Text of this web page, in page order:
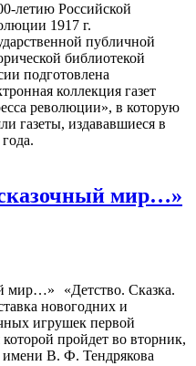
летию Российской
1917 г.
публичной
библиотекой
подготовлена
коллекция газет
революции», в которую
газеты, издававшиеся в
мир…»
«Детство. Сказка.
новогодних и
игрушек первой
пройдет во вторник,
имени В. Ф. Тендрякова